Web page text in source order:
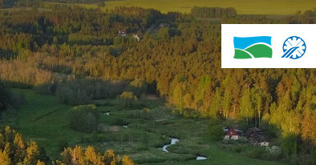
Scattered clouds
Broken clouds
Shower rain